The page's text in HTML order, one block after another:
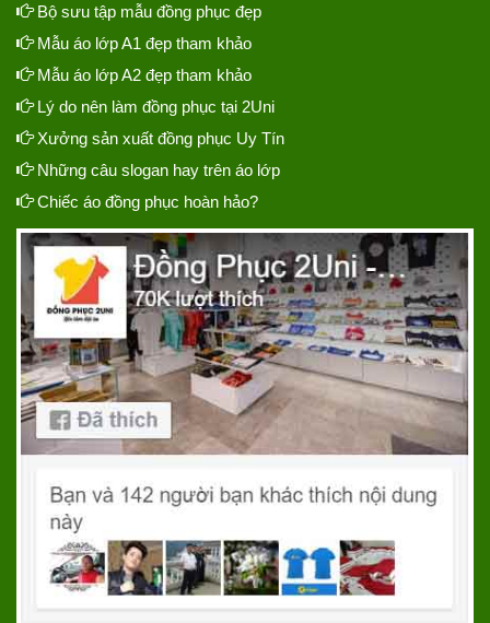
Bộ sưu tập mẫu đồng phục đẹp
Mẫu áo lớp A1 đẹp tham khảo
Mẫu áo lớp A2 đẹp tham khảo
Lý do nên làm đồng phục tại 2Uni
Xưởng sản xuất đồng phục Uy Tín
Những câu slogan hay trên áo lớp
Chiếc áo đồng phục hoàn hảo?